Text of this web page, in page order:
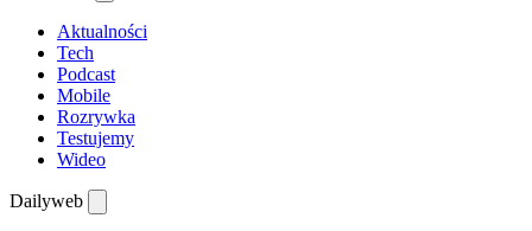
Aktualności
Tech
Podcast
Mobile
Rozrywka
Testujemy
Wideo
Dailyweb